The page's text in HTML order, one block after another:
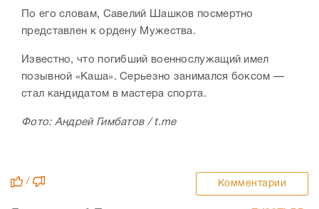
По его словам, Савелий Шашков посмертно
представлен к ордену Мужества.
Известно, что погибший военнослужащий имел
позывной «Каша». Серьезно занимался боксом —
стал кандидатом в мастера спорта.
Фото: Андрей Гимбатов / t.me
/ Комментарии